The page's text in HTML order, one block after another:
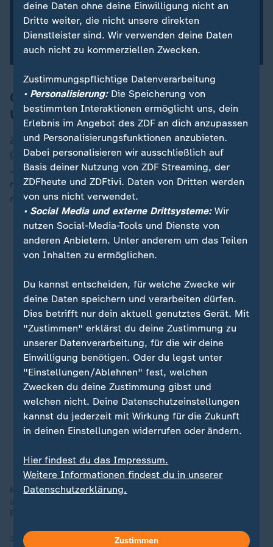
Goldreserven sollen unabhängiger vom
US-Dollar machen
Zentralbanken weltweit, insbesondere aus Ländern wie
China, haben ihre Goldreserven in den vergangenen
Jahren deutlich aufgestockt. Diese Käufe sollen die
nationalen Reserven unabhängiger vom US-Dollar
machen und gelten als wichtiger Preistreiber.
In Gold investieren: Lohnt sich der Einstieg bei
hohem Goldpreis?
Noch nie war Gold so viel wert wie zuletzt. Was beim Einstieg
in die Gold-Anlage zu beachten ist, erklärt ZDF-
Finanzreporterin Sina Mainitz.
22.01.2026 | 1:11 min
deine Daten ohne deine Einwilligung nicht an
Dritte weiter, die nicht unsere direkten
Dienstleister sind. Wir verwenden deine Daten
auch nicht zu kommerziellen Zwecken.
Zustimmungspflichtige Datenverarbeitung
• Personalisierung:Die Speicherung von
bestimmten Interaktionen ermöglicht uns, dein
Erlebnis im Angebot des ZDF an dich anzupassen
und Personalisierungsfunktionen anzubieten.
Dabei personalisieren wir ausschließlich auf
Basis deiner Nutzung von ZDF Streaming, der
ZDFheute und ZDFtivi. Daten von Dritten werden
von uns nicht verwendet.
• Social Media und externe Drittsysteme:Wir
nutzen Social-Media-Tools und Dienste von
anderen Anbietern. Unter anderem um das Teilen
von Inhalten zu ermöglichen.
Du kannst entscheiden, für welche Zwecke wir
deine Daten speichern und verarbeiten dürfen.
Dies betrifft nur dein aktuell genutztes Gerät. Mit
"Zustimmen" erklärst du deine Zustimmung zu
unserer Datenverarbeitung, für die wir deine
Einwilligung benötigen. Oder du legst unter
"Einstellungen/Ablehnen" fest, welchen
Zwecken du deine Zustimmung gibst und
welchen nicht. Deine Datenschutzeinstellungen
kannst du jederzeit mit Wirkung für die Zukunft
in deinen Einstellungen widerrufen oder ändern.
Hier findest du das Impressum.
Weitere Informationen findest du in unserer
Datenschutzerklärung.
Zustimmen